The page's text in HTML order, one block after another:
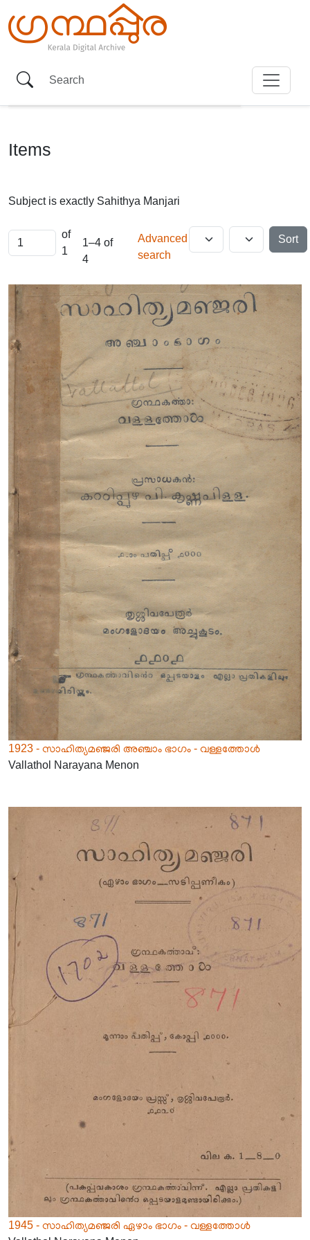
Items
Subject is exactly Sahithya Manjari
of
1
1–4 of
4
Advanced
search
Sort
1923 - സാഹിത്യമഞ്ജരി അഞ്ചാം ഭാഗം - വള്ളത്തോൾ
Vallathol Narayana Menon
1945 - സാഹിത്യമഞ്ജരി ഏഴാം ഭാഗം - വള്ളത്തോൾ